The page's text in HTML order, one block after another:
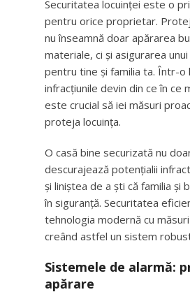
Securitatea locuinței este o
pentru orice proprietar.
nu înseamnă doar apărarea
materiale, ci și asigurarea
pentru tine și familia ta. Într-o
infracțiunile devin din ce în ce
este crucial să iei măsuri
proteja locuința.
O casă bine securizată nu
descurajează potențialii
și liniștea de a ști că familia și
în siguranță. Securitatea
tehnologia modernă cu
creând astfel un sistem
Sistemele de alarmă:
apărare